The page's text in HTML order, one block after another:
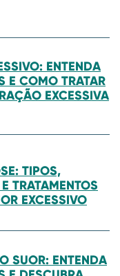
ENTENDA
E COMO TRATAR
EXCESSIVA
TIPOS,
TRATAMENTOS
EXCESSIVO
SUOR: ENTENDA